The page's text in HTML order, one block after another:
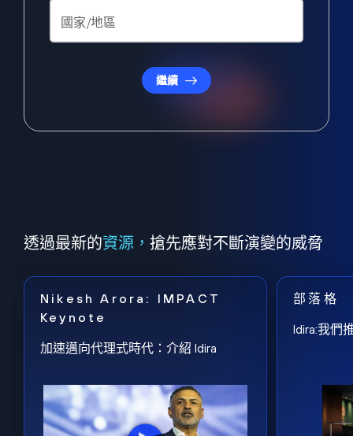
繼續
透過最新的資源， 搶先應對不斷演變的威脅
Nikesh Arora: IMPACT
Keynote
加速邁向代理式時代：介紹 Idira
部落格
Idira:我們